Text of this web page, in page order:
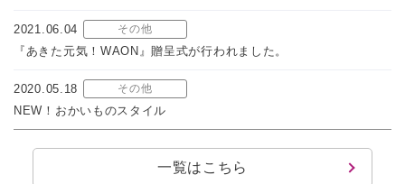
2021.06.04 その他
『あきた元気！WAON』贈呈式が行われました。
2020.05.18 その他
NEW！おかいものスタイル
一覧はこちら